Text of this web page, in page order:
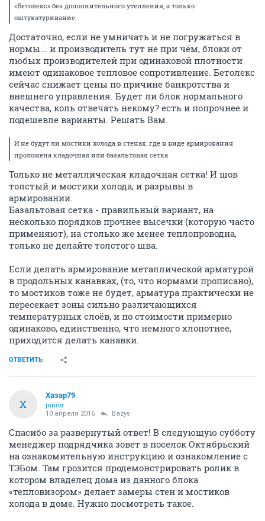
«Бетолекс» без дополнительного утепления, а только
оштукатуривание.
Достаточно, если не умничать и не погружаться в
нормы... и производитель тут не при чём, блоки от
любых производителей при одинаковой плотности
имеют одинаковое тепловое сопротивление. Бетолекс
сейчас снижает цены по причине банкротства и
внешнего управления. Будет ли блок нормального
качества, коль отвечать некому? есть и попрочнее и
подешевле варианты. Решать Вам.
И не будут ли мостики холода в стенах. где в виде армирования
проложена кладочная или базальтовая сетка
Только не металлическая кладочная сетка! И шов
толстый и мостики холода, и разрывы в
армировании.
Базальтовая сетка - правильный вариант, на
несколько порядков прочнее высечки (которую часто
применяют), на столько же менее теплопроводна,
только не делайте толстого шва.
Если делать армирование металлической арматурой
в продольных канавках, (то, что нормами прописано),
то мостиков тоже не будет, арматура практически не
пересекает зоны сильно различающихся
температурных слоёв, и по стоимости примерно
одинаково, единственно, что немного хлопотнее,
приходится делать канавки.
ОТВЕТИТЬ
Х
Хазар79
junior
10 апреля 2016 Bazys
Спасибо за развернутый ответ! В следующую субботу
менеджер подрядчика зовет в поселок Октябрьский
на ознакомительную инструкцию и ознакомление с
ТЭБом. Там грозится продемонстрировать ролик в
котором владелец дома из данного блока
«тепловизором» делает замеры стен и мостиков
холода в доме. Нужно посмотреть такое.